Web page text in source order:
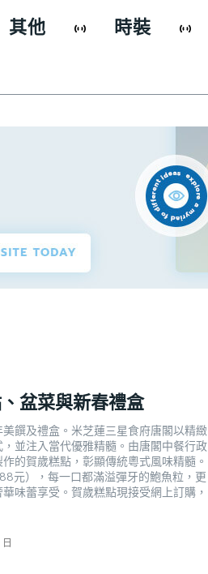
其他 時裝
盆菜與新春禮盒
饌及禮盒。米芝蓮三星食府唐閣以精緻
並注入當代優雅精髓。由唐閣中餐行政
的賀歲糕點，彰顯傳統粵式風味精髓。
元），每一口都滿溢彈牙的鮑魚粒，更
味蕾享受。賀歲糕點現接受網上訂購，